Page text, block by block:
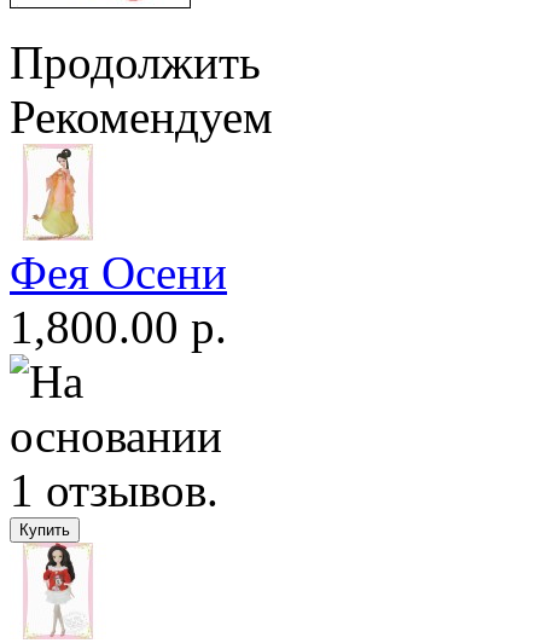
Продолжить
Рекомендуем
Фея Осени
1,800.00 р.